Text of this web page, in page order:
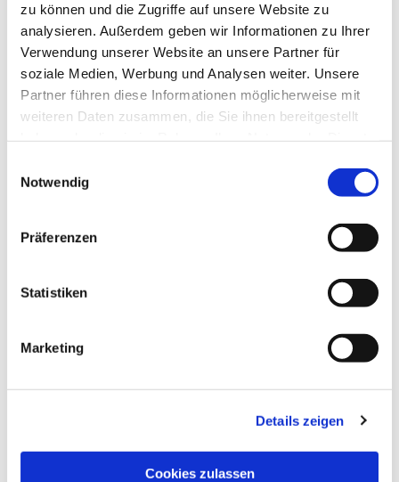
zu können und die Zugriffe auf unsere Website zu
analysieren. Außerdem geben wir Informationen zu Ihrer
Verwendung unserer Website an unsere Partner für
soziale Medien, Werbung und Analysen weiter. Unsere
Partner führen diese Informationen möglicherweise mit
weiteren Daten zusammen, die Sie ihnen bereitgestellt
Notwendig
Präferenzen
Statistiken
Marketing
Details zeigen
Cookies zulassen